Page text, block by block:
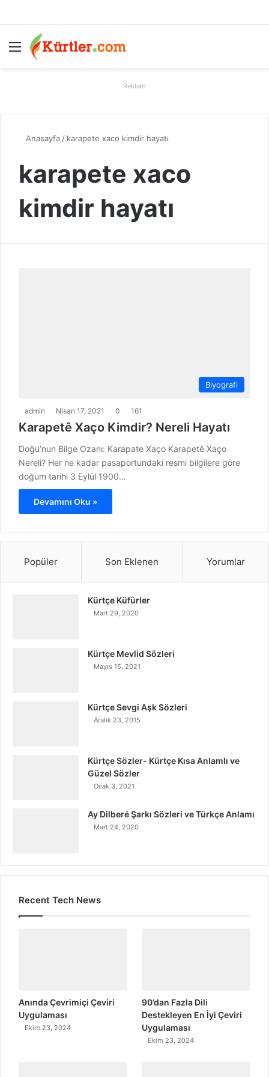
Menü
Reklam
Anasayfa / karapete xaco kimdir hayatı
karapete xaco
kimdir hayatı
Biyografi
admin Nisan 17, 2021 0 161
Karapetê Xaço Kimdir? Nereli Hayatı
Doğu’nun Bilge Ozanı: Karapate Xaço Karapetê Xaço
Nereli? Her ne kadar pasaportundaki resmi bilgilere göre
doğum tarihi 3 Eylül 1900…
Devamını Oku »
Popüler Son Eklenen Yorumlar
Kürtçe Küfürler
Mart 29, 2020
Kürtçe Mevlid Sözleri
Mayıs 15, 2021
Kürtçe Sevgi Aşk Sözleri
Aralık 23, 2015
Kürtçe Sözler- Kürtçe Kısa Anlamlı ve
Güzel Sözler
Ocak 3, 2021
Ay Dilberé Şarkı Sözleri ve Türkçe Anlamı
Mart 24, 2020
Recent Tech News
Anında Çevrimiçi Çeviri
Uygulaması
Ekim 23, 2024
90’dan Fazla Dili
Destekleyen En İyi Çeviri
Uygulaması
Ekim 23, 2024